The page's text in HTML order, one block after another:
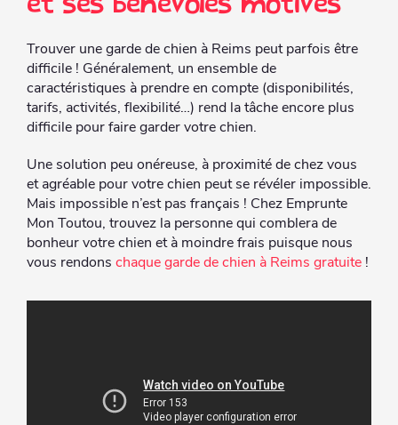
Trouver une garde de chien à Reims peut parfois être
difficile ! Généralement, un ensemble de
caractéristiques à prendre en compte (disponibilités,
tarifs, activités, flexibilité…) rend la tâche encore plus
difficile pour faire garder votre chien.
Une solution peu onéreuse, à proximité de chez vous
et agréable pour votre chien peut se révéler impossible.
Mais impossible n’est pas français ! Chez Emprunte
Mon Toutou, trouvez la personne qui comblera de
bonheur votre chien et à moindre frais puisque nous
vous rendons chaque garde de chien à Reims gratuite !